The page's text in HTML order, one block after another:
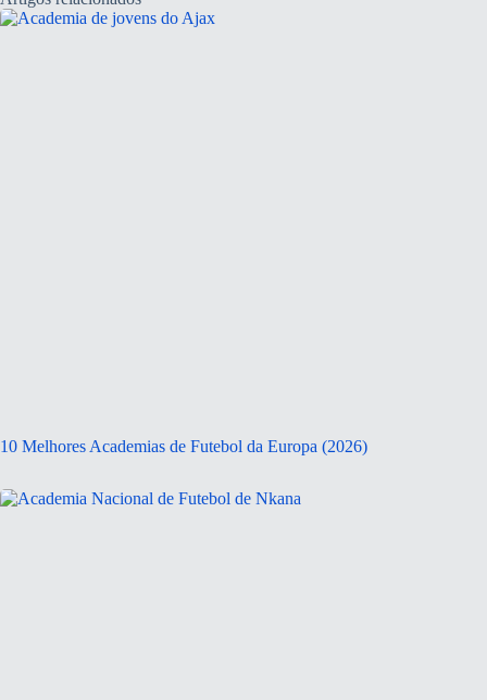
10 Melhores Academias de Futebol da Europa (2026)